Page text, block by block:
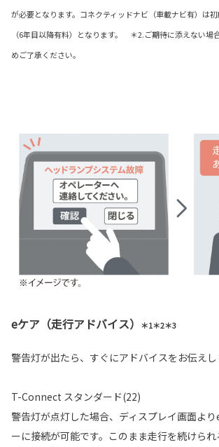
が必要となります。コネクティッドナビ（車載ナビ有）は
（6年目以降有料）となります。 ＊2.ご期待に添えない場
めご了承ください。
eケア（走行アドバイス） ＊1＊2＊3
警告灯が出たら、すぐにアドバイスをお伝えし
T-Connect スタンダード(22)
警告灯が点灯した場合、ディスプレイ画面よ
ーに接続が可能です。このまま走行を続けら